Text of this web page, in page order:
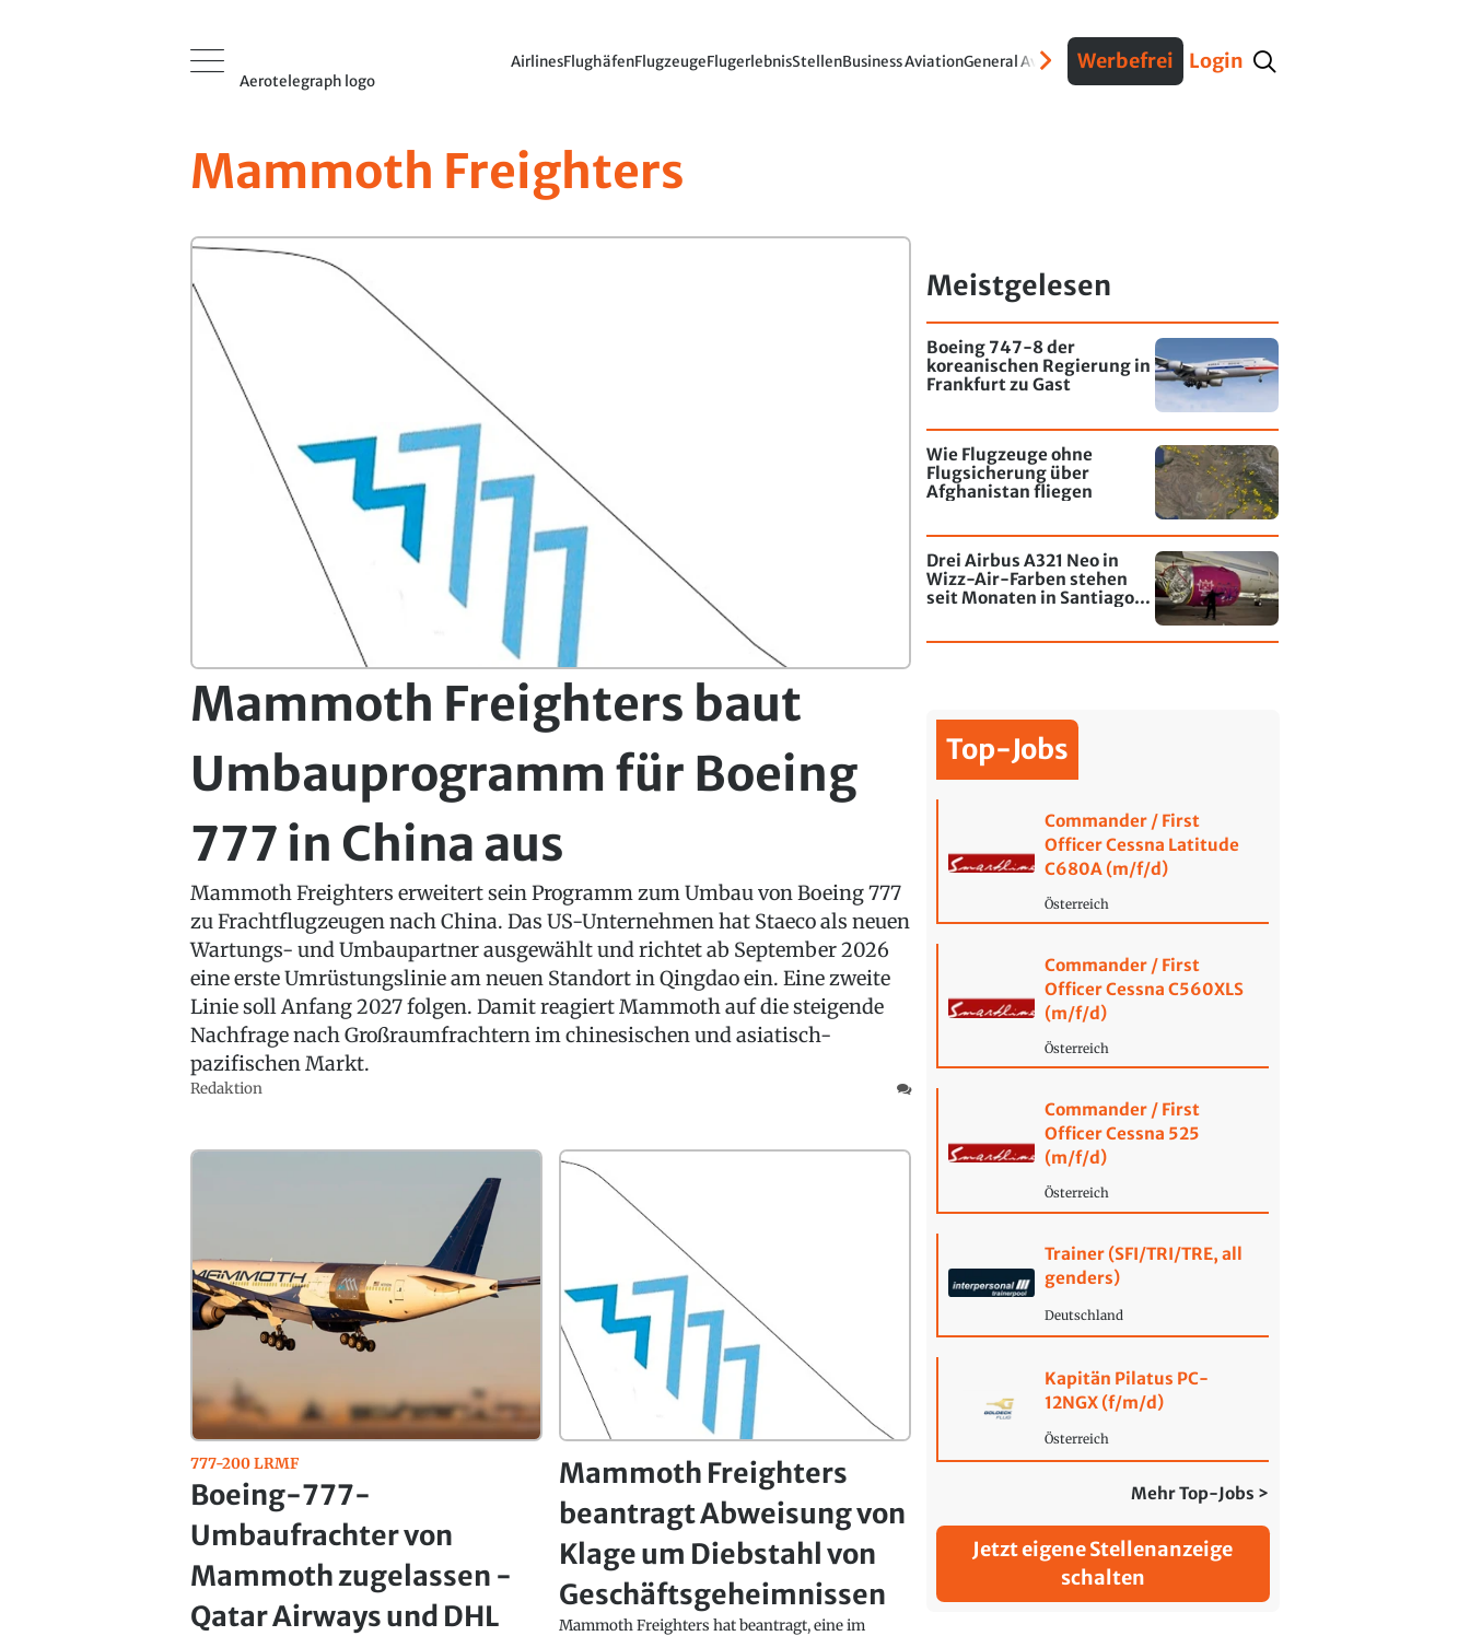
Aerotelegraph logo
AirlinesFlughäfenFlugzeugeFlugerlebnisStellenBusiness AviationGeneral AviationVerteidigungInterviews Fracht
Werbefrei Login
Mammoth Freighters
Mammoth Freighters baut
Umbauprogramm für Boeing
777 in China aus
Mammoth Freighters erweitert sein Programm zum Umbau von Boeing 777
zu Frachtflugzeugen nach China. Das US-Unternehmen hat Staeco als neuen
Wartungs- und Umbaupartner ausgewählt und richtet ab September 2026
eine erste Umrüstungslinie am neuen Standort in Qingdao ein. Eine zweite
Linie soll Anfang 2027 folgen. Damit reagiert Mammoth auf die steigende
Nachfrage nach Großraumfrachtern im chinesischen und asiatisch-
pazifischen Markt.
Redaktion
777-200 LRMF
Boeing-777-
Umbaufrachter von
Mammoth zugelassen -
Qatar Airways und DHL
Mammoth Freighters
beantragt Abweisung von
Klage um Diebstahl von
Geschäftsgeheimnissen
Mammoth Freighters hat beantragt, eine im
Meistgelesen
Boeing 747-8 der
koreanischen Regierung in
Frankfurt zu Gast
Wie Flugzeuge ohne
Flugsicherung über
Afghanistan fliegen
Drei Airbus A321 Neo in
Wizz-Air-Farben stehen
seit Monaten in Santiago
Top-Jobs
Commander / First
Officer Cessna Latitude
C680A (m/f/d)
Österreich
Commander / First
Officer Cessna C560XLS
(m/f/d)
Österreich
Commander / First
Officer Cessna 525
(m/f/d)
Österreich
Trainer (SFI/TRI/TRE, all
genders)
Deutschland
Kapitän Pilatus PC-
12NGX (f/m/d)
Österreich
Mehr Top-Jobs >
Jetzt eigene Stellenanzeige
schalten